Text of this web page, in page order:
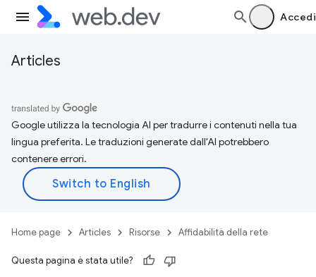
Accedi
Articles
Google utilizza la tecnologia AI per tradurre i contenuti nella tua
lingua preferita. Le traduzioni generate dall'AI potrebbero
contenere errori.
Home page Articles Risorse Affidabilità della rete
Questa pagina è stata utile?